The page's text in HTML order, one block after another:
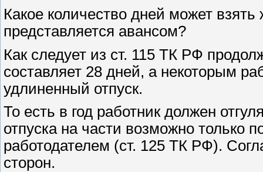
Какое количество дней может
представляется авансом?
Как следует из ст. 115 ТК РФ
составляет 28 дней, а некоторым
удлиненный отпуск.
То есть в год работник должен
отпуска на части возможно только
работодателем (ст. 125 ТК РФ).
сторон.